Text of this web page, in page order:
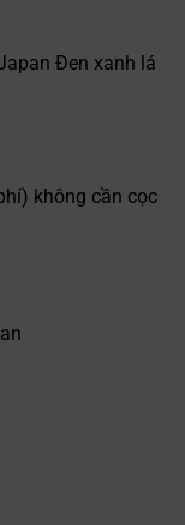
Đen xanh lá
không cần cọc